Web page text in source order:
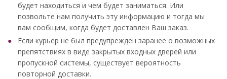
будет находиться и чем будет заниматься. Или
позвольте нам получить эту информацию и тогда мы
вам сообщим, когда будет доставлен Ваш заказ.
Если курьер не был предупрежден заранее о возможных
препятствиях в виде закрытых входных дверей или
пропускной системы, существует вероятность
повторной доставки.